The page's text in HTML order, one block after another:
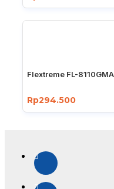
Flextreme FL-
Rp294.500